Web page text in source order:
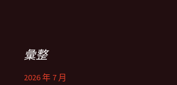
彙整
2026 年 7 月